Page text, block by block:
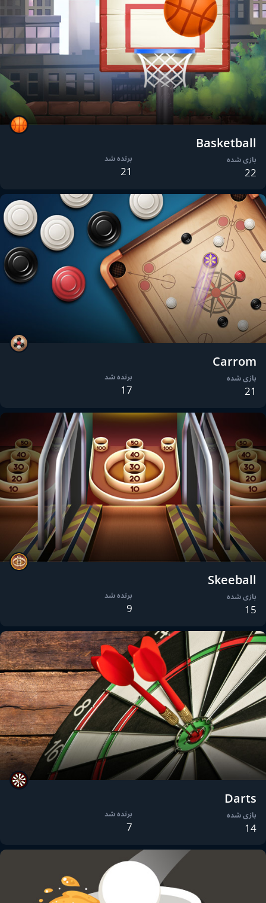
Basketball
بازی شده
22
برنده شد
21
Carrom
بازی شده
21
برنده شد
17
Skeeball
بازی شده
15
برنده شد
9
Darts
بازی شده
14
برنده شد
7